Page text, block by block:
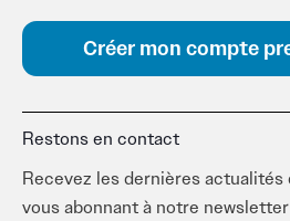
Créer mon compte
Restons en contact
Recevez les dernières actualités
vous abonnant à notre